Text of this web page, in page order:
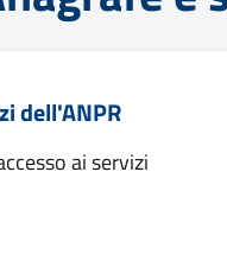
dell'ANPR
ai servizi